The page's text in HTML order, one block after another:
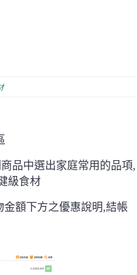
品中選出家庭常用的品項,
級食材
額下方之優惠說明,結帳